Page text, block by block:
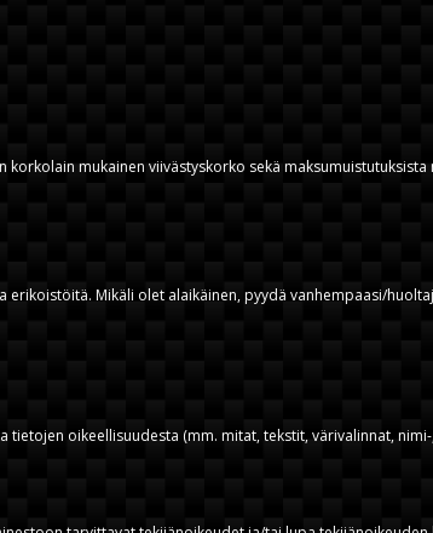
mukainen viivästyskorko sekä
Mikäli olet alaikäinen, pyydä vanhempaasi/
oikeellisuudesta (mm. mitat, tekstit, värivalinnat,